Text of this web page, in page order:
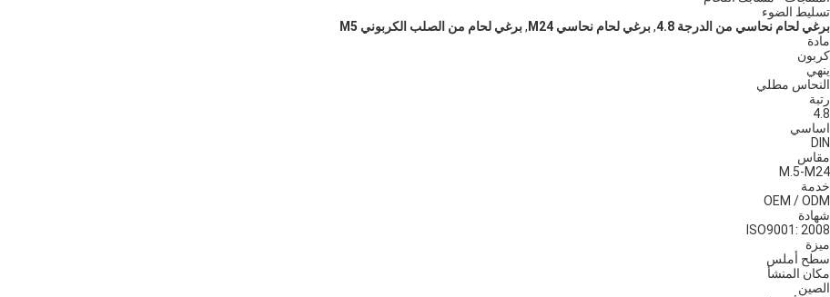
تسليط الضوء
برغي لحام نحاسي من الدرجة 4.8
,برغي لحام نحاسي M24 ,برغي لحام من الصلب الكربوني M5
مادة
كربون
ينهي
النحاس مطلي
رتبة
4.8
اساسي
DIN
مقاس
M.5-M24
خدمة
OEM / ODM
شهادة
ISO9001: 2008
ميزة
سطح أملس
مكان المنشأ
الصين